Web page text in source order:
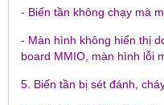
- Biến tần không chạy mà
- Màn hình không hiển thị
board MMIO, màn hình lỗi
5. Biến tần bị sét đánh,